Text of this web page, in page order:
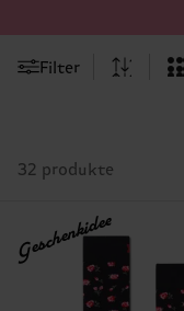
Filter
32 produkte
Geschenkidee